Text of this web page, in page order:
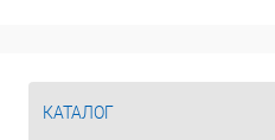
КАТАЛОГ